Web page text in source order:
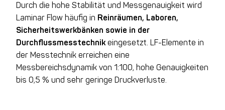
Durch die hohe Stabilität und Messgenauigkeit wird
Laminar Flow häufig in Reinräumen, Laboren,
Sicherheitswerkbänken sowie in der
Durchflussmesstechnik eingesetzt. LF-Elemente in
der Messtechnik erreichen eine
Messbereichsdynamik von 1:100, hohe Genauigkeiten
bis 0,5 % und sehr geringe Druckverluste.